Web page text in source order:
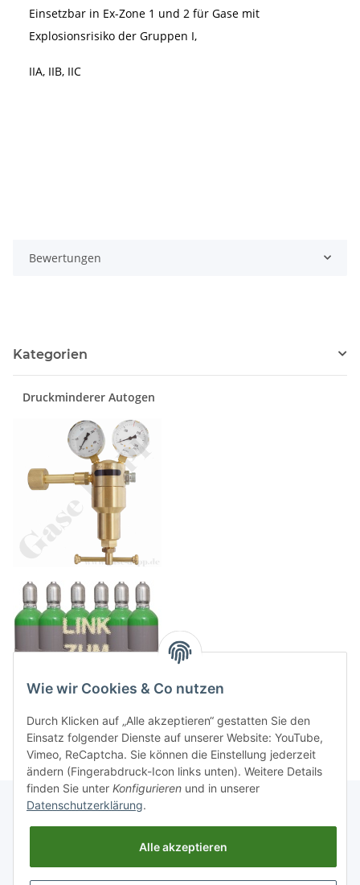
Einsetzbar in Ex-Zone 1 und 2 für Gase mit
Explosionsrisiko der Gruppen I,
IIA, IIB, IIC
Bewertungen
Kategorien
Druckminderer Autogen
Wie wir Cookies & Co nutzen
Durch Klicken auf „Alle akzeptieren“ gestatten Sie den
Einsatz folgender Dienste auf unserer Website: YouTube,
Vimeo, ReCaptcha. Sie können die Einstellung jederzeit
ändern (Fingerabdruck-Icon links unten). Weitere Details
finden Sie unter Konfigurieren und in unserer
Datenschutzerklärung.
Alle akzeptieren